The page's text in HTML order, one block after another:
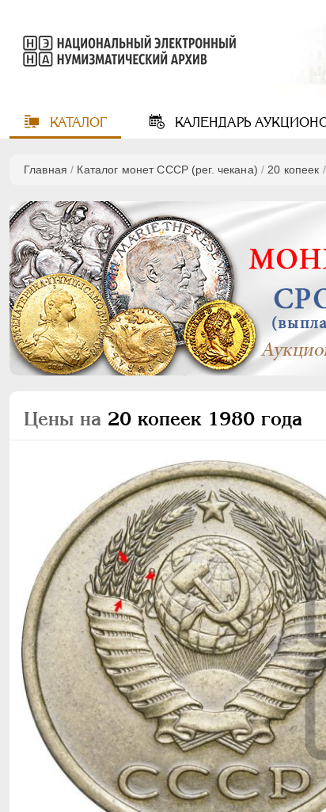
КАТАЛОГ КАЛЕНДАРЬ
Главная / Каталог монет СССР (рег. чекана) / 20 копеек /
Цены на 20 копеек 1980 года